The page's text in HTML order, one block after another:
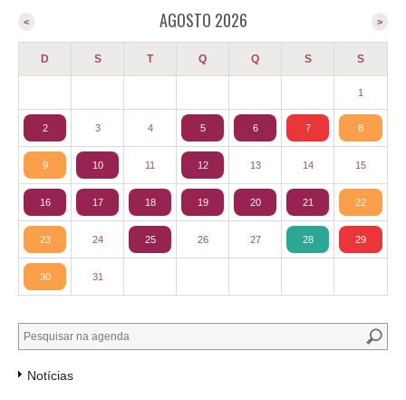
AGOSTO 2026 >
<
D S T Q Q S S
1
2 3 4 5 6 7 8
9 10 11 12 13 14 15
16 17 18 19 20 21 22
23 24 25 26 27 28 29
30 31
Notícias